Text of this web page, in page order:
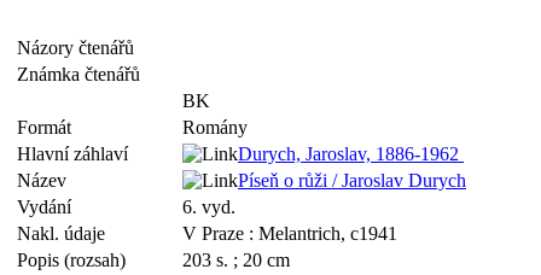
Názory čtenářů
Známka čtenářů
BK
Formát
Romány
Hlavní záhlaví
Durych, Jaroslav, 1886-1962
Název
Píseň o růži / Jaroslav Durych
Vydání
6. vyd.
Nakl. údaje
V Praze : Melantrich, c1941
Popis (rozsah)
203 s. ; 20 cm